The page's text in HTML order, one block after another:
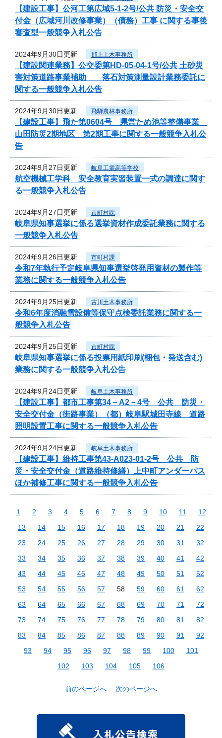
【建設工事】公河工第広域5-1-2号/公共 防災・安全交
付金（広域河川改修事業）（債務）工事 に関する事後
審査型一般競争入札公告
2024年9月30日更新 郡上土木事務所
【建設関連業務】公交委第HD-05-04-1号/公共 土砂災
害対策道路事業補助 落石対策測量設計業務委託に
関する一般競争入札公告
2024年9月30日更新 飛騨農林事務所
【建設工事】飛た第0604号 県営ため池等整備事業
山田防災2期地区 第2期工事に関する一般競争入札公
告
2024年9月27日更新 岐阜工業高等学校
航空機械工学科 安全教育実習装置一式の調達に関す
る一般競争入札公告
2024年9月27日更新 市町村課
岐阜県知事選挙に係る選挙資材作成委託業務に関する
一般競争入札公告
2024年9月26日更新 市町村課
令和7年執行予定岐阜県知事選挙啓発用資材の製作等
業務に関する一般競争入札公告
2024年9月25日更新 古川土木事務所
令和6年度消融雪設備等保守点検委託業務に関する一
般競争入札公告
2024年9月25日更新 市町村課
岐阜県知事選挙に係る投票用紙印刷(梱包・発送含む)
業務に関する一般競争入札公告
2024年9月24日更新 岐阜土木事務所
【建設工事】都市工事第34－A2－4号 公共 防災・
安全交付金（街路事業）（都）岐阜駅城田寺線 道路
照明設置工事に関する一般競争入札公告
2024年9月24日更新 岐阜土木事務所
【建設工事】維持工事第43-A023-01-2号 公共 防
災・安全交付金（道路維持修繕）上中町アンダーパス
ほか補修工事に関する一般競争入札公告
1 2 3 4 5 6 7 8 9 10 11
12
13
14 15 16 17 18 19 20 21
22
23
24 25 26 27 28 29 30 31
32
33
34 35 36 37 38 39 40 41
42
43
44 45 46 47 48 49 50 51
52
53
54 55 56 57 58 59 60 61
62
63
64 65 66 67 68 69 70 71
72
73
74 75 76 77 78 79 80 81
82
83
84 85 86 87 88 89 90 91
92
93
94 95 96 97 98 99 100
101
102
103 104 105 106
前のページへ 次のページへ